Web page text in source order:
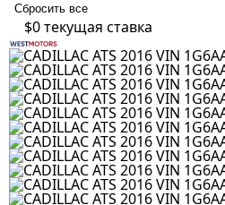
Сбросить все
$0текущая ставка